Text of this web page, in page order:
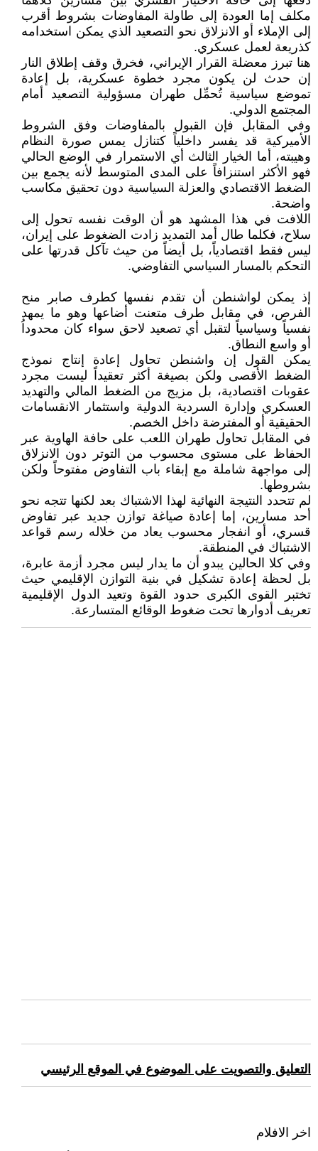
مكلف إما العودة إلى طاولة المفاوضات بشروط أقرب
إلى الإملاء أو الانزلاق نحو التصعيد الذي يمكن استخدامه
كذريعة لعمل عسكري.
هنا تبرز معضلة القرار الإيراني، فخرق وقف إطلاق النار
إن حدث لن يكون مجرد خطوة عسكرية، بل إعادة
تموضع سياسية تُحمِّل طهران مسؤولية التصعيد أمام
المجتمع الدولي.
وفي المقابل فإن القبول بالمفاوضات وفق الشروط
الأميركية قد يفسر داخلياً كتنازل يمس صورة النظام
وهيبته، أما الخيار الثالث أي الاستمرار في الوضع الحالي
فهو الأكثر استنزافاً على المدى المتوسط لأنه يجمع بين
الضغط الاقتصادي والعزلة السياسية دون تحقيق مكاسب
واضحة.
اللافت في هذا المشهد هو أن الوقت نفسه تحول إلى
سلاح، فكلما طال أمد التمديد زادت الضغوط على إيران،
ليس فقط اقتصادياً، بل أيضاً من حيث تآكل قدرتها على
التحكم بالمسار السياسي التفاوضي.
إذ يمكن لواشنطن أن تقدم نفسها كطرف صابر منح
الفرص، في مقابل طرف متعنت أضاعها وهو ما يمهد
نفسياً وسياسياً لتقبل أي تصعيد لاحق سواء كان محدوداُ
أو واسع النطاق.
يمكن القول إن واشنطن تحاول إعادة إنتاج نموذج
الضغط الأقصى ولكن بصيغة أكثر تعقيداً ليست مجرد
عقوبات اقتصادية، بل مزيج من الضغط المالي والتهديد
العسكري وإدارة السردية الدولية واستثمار الانقسامات
الحقيقية أو المفترضة داخل الخصم.
في المقابل تحاول طهران اللعب على حافة الهاوية عبر
الحفاظ على مستوى محسوب من التوتر دون الانزلاق
إلى مواجهة شاملة مع إبقاء باب التفاوض مفتوحاً ولكن
بشروطها.
لم تتحدد النتيجة النهائية لهذا الاشتباك بعد لكنها تتجه نحو
أحد مسارين، إما إعادة صياغة توازن جديد عبر تفاوض
قسري، أو انفجار محسوب يعاد من خلاله رسم قواعد
الاشتباك في المنطقة.
وفي كلا الحالين يبدو أن ما يدار ليس مجرد أزمة عابرة،
بل لحظة إعادة تشكيل في بنية التوازن الإقليمي حيث
تختبر القوى الكبرى حدود القوة وتعيد الدول الإقليمية
تعريف أدوارها تحت ضغوط الوقائع المتسارعة.
التعليق والتصويت على الموضوع في الموقع الرئيسي
اخر الافلام